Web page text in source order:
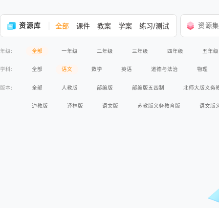
资源库 全部 课件 教案 学案 练习/测试 资源
年级: 全部 一年级 二年级 三年级 四年级 五年级
学科: 全部 语文 数学 英语 道德与法治 物理
版本: 全部 人教版 部编版 部编版五四制 北师大版义务
沪教版 译林版 语文版 苏教版义务教育版 语文版